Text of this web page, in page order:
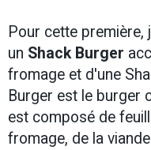
Pour cette première,
un Shack Burger
fromage et d'une
Burger est le burger
est composé de
fromage, de la